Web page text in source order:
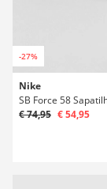
-27%
Nike
SB Force 58
€ 74,95 € 54,95